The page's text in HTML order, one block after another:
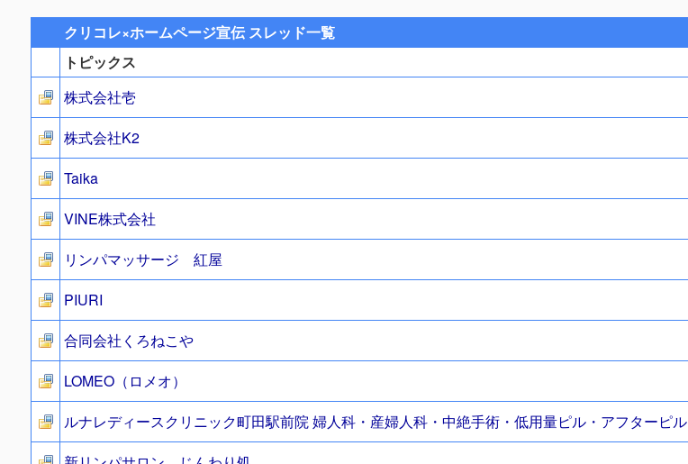
クリコレ×ホームページ宣伝 スレッド一覧
トピックス
株式会社壱
株式会社K2
Taika
VINE株式会社
リンパマッサージ 紅屋
PIURI
合同会社くろねこや
LOMEO（ロメオ）
ルナレディースクリニック町田駅前院 婦人科・産婦人科・中絶手術・低用量ピル・アフターピル